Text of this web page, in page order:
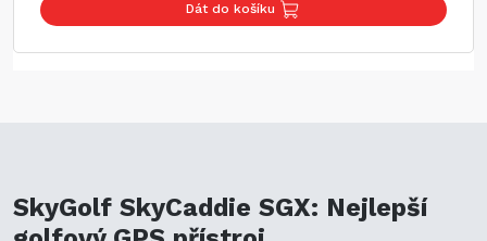
Dát do košíku
SkyGolf SkyCaddie SGX: Nejlepší